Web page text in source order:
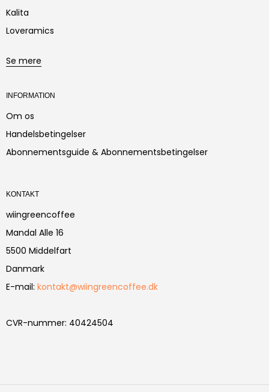
Kalita
Loveramics
Se mere
INFORMATION
Om os
Handelsbetingelser
Abonnementsguide & Abonnementsbetingelser
KONTAKT
wiingreencoffee
Mandal Alle 16
5500 Middelfart
Danmark
E-mail: kontakt@wiingreencoffee.dk
CVR-nummer: 40424504